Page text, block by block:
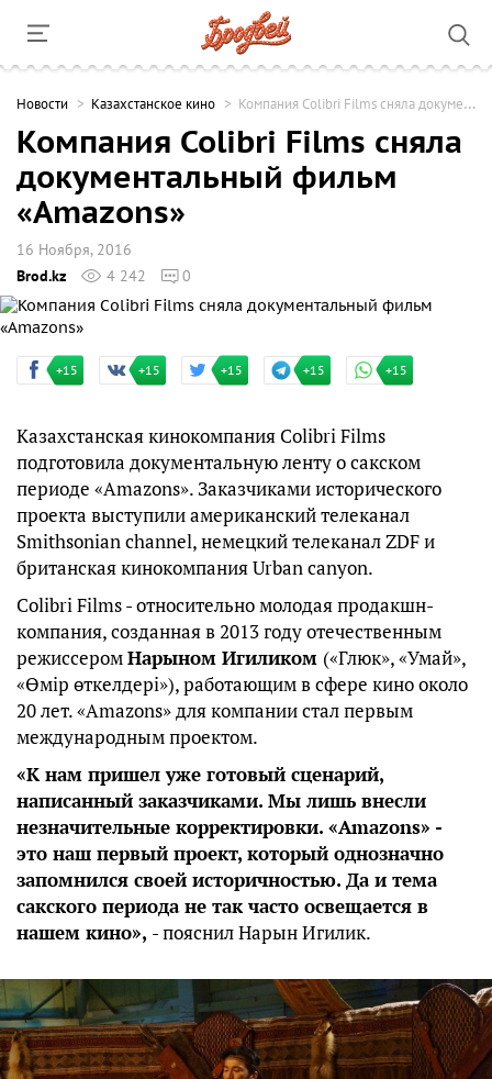
Новости Казахстанское кино Компания Colibri Films сняла документальный фильм «Amazons»
Компания Colibri Films сняла
документальный фильм
«Amazons»
16 Ноября, 2016
Brod.kz
4 242 0
+15 +15 +15 +15 +15
Казахстанская кинокомпания Colibri Films
подготовила документальную ленту о сакском
периоде «Amazons». Заказчиками исторического
проекта выступили американский телеканал
Smithsonian channel, немецкий телеканал ZDF и
британская кинокомпания Urban canyon.
Colibri Films - относительно молодая продакшн-
компания, созданная в 2013 году отечественным
режиссеромНарыном Игиликом («Глюк», «Умай»,
«Өмір өткелдері»), работающим в сфере кино около
20 лет. «Amazons» для компании стал первым
международным проектом.
«К нам пришел уже готовый сценарий,
написанный заказчиками. Мы лишь внесли
незначительные корректировки. «Аmazons» -
это наш первый проект, который однозначно
запомнился своей историчностью. Да и тема
сакского периода не так часто освещается в
нашем кино», - пояснил Нарын Игилик.